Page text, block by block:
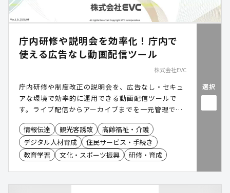
庁内研修や説明会を効率化！庁内で
使える広告なし動画配信ツール
株式会社EVC
庁内研修や制度改正の説明会を、広告なし・セキュ
アな環境で効率的に運用できる動画配信ツールで
す。ライブ配信からアーカイブまでを一元管理で
き、職員や関係機関の視聴ログも取得可能。移動や
準備負担を減らしつつ、研修・制度周知の理解度を
高め、全庁的なDX推進を支援します。
情報伝達 観光客誘致
高齢福祉・介護
デジタル人材育成
住民サービス・手続き
教育学習
文化・スポーツ振興 研修・育成
選択